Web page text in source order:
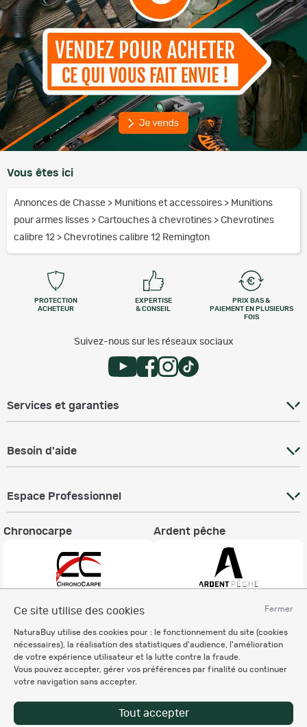
Fermer
Ce site utilise des cookies
NaturaBuy utilise des cookies pour : le fonctionnement du site (cookies
nécessaires), la réalisation des statistiques d'audience, l'amélioration
de votre expérience utilisateur et la lutte contre la fraude.
Vous pouvez accepter, gérer vos préférences par finalité ou continuer
votre navigation sans accepter.
Tout accepter
Vous êtes ici
Annonces de Chasse > Munitions et accessoires > Munitions
pour armes lisses > Cartouches à chevrotines > Chevrotines
calibre 12 > Chevrotines calibre 12 Remington
PROTECTION
ACHETEUR
EXPERTISE
& CONSEIL
PRIX BAS &
PAIEMENT EN PLUSIEURS
FOIS
Suivez-nous sur les réseaux sociaux
Services et garanties
Besoin d'aide
Espace Professionnel
Chronocarpe Ardent pêche
Charte éthique
Mentions légales
Règlement & Conditions d'utilisation
Politique de protection
des données personnelles
Personnalisation des cookies